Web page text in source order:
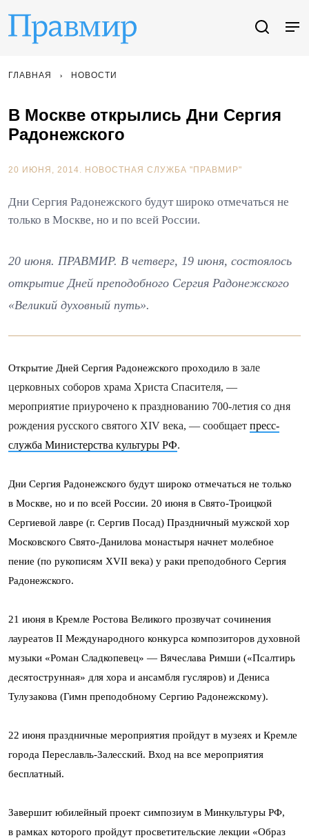
ГЛАВНАЯ НОВОСТИ
В Москве открылись Дни Сергия
Радонежского
20 ИЮНЯ, 2014. НОВОСТНАЯ СЛУЖБА "ПРАВМИР"
Дни Сергия Радонежского будут широко отмечаться не
только в Москве, но и по всей России.
20 июня. ПРАВМИР. В четверг, 19 июня, состоялось
открытие Дней преподобного Сергия Радонежского
«Великий духовный путь».
Открытие Дней Сергия Радонежского проходило в зале
церковных соборов храма Христа Спасителя, —
мероприятие приурочено к празднованию 700-летия со дня
рождения русского святого XIV века, — сообщает пресс-
служба Министерства культуры РФ.
Дни Сергия Радонежского будут широко отмечаться не только
в Москве, но и по всей России. 20 июня в Свято-Троицкой
Сергиевой лавре (г. Сергив Посад) Праздничный мужской хор
Московского Свято-Данилова монастыря начнет молебное
пение (по рукописям XVII века) у раки преподобного Сергия
Радонежского.
21 июня в Кремле Ростова Великого прозвучат сочинения
лауреатов II Международного конкурса композиторов духовной
музыки «Роман Сладкопевец» — Вячеслава Римши («Псалтирь
десятострунная» для хора и ансамбля гусляров) и Дениса
Тулузакова (Гимн преподобному Сергию Радонежскому).
22 июня праздничные мероприятия пройдут в музеях и Кремле
города Переславль-Залесский. Вход на все мероприятия
бесплатный.
Завершит юбилейный проект симпозиум в Минкультуры РФ,
в рамках которого пройдут просветительские лекции «Образ